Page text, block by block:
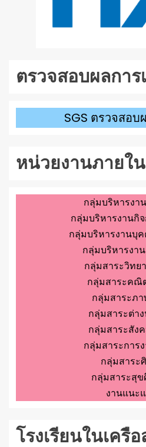
ตรวจสอบผลการ
SGS ตรวจสอบ
หน่วยงานภายใน
กลุ่มบริหารงา
กลุ่มบริหารงานกิ
กลุ่มบริหารงานบุค
กลุ่มบริหารงา
กลุ่มสาระวิทย
กลุ่มสาระคณิ
กลุ่มสาระภา
กลุ่มสาระต่า
กลุ่มสาระสัง
กลุ่มสาระการ
กลุ่มสาระ
กลุ่มสาระสุ
งานแนะ
โรงเรียนในเครื